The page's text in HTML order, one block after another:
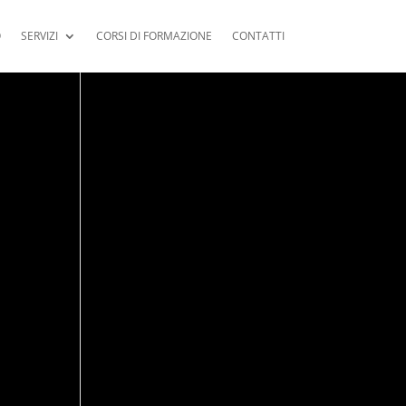
SERVIZI CORSI DI FORMAZIONE CONTATTI